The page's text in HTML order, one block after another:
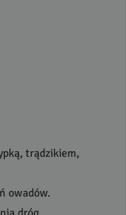
trądzikiem,
owadów.